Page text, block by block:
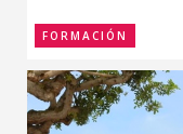
FORMACIÓN